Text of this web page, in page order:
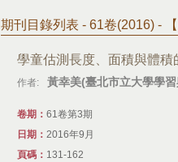
期刊目錄列表 - 61卷(2016) -
學童估測長度、面積與體
作者: 黃幸美(臺北市立大學學
卷期： 61卷第3期
日期： 2016年9月
頁碼： 131-162